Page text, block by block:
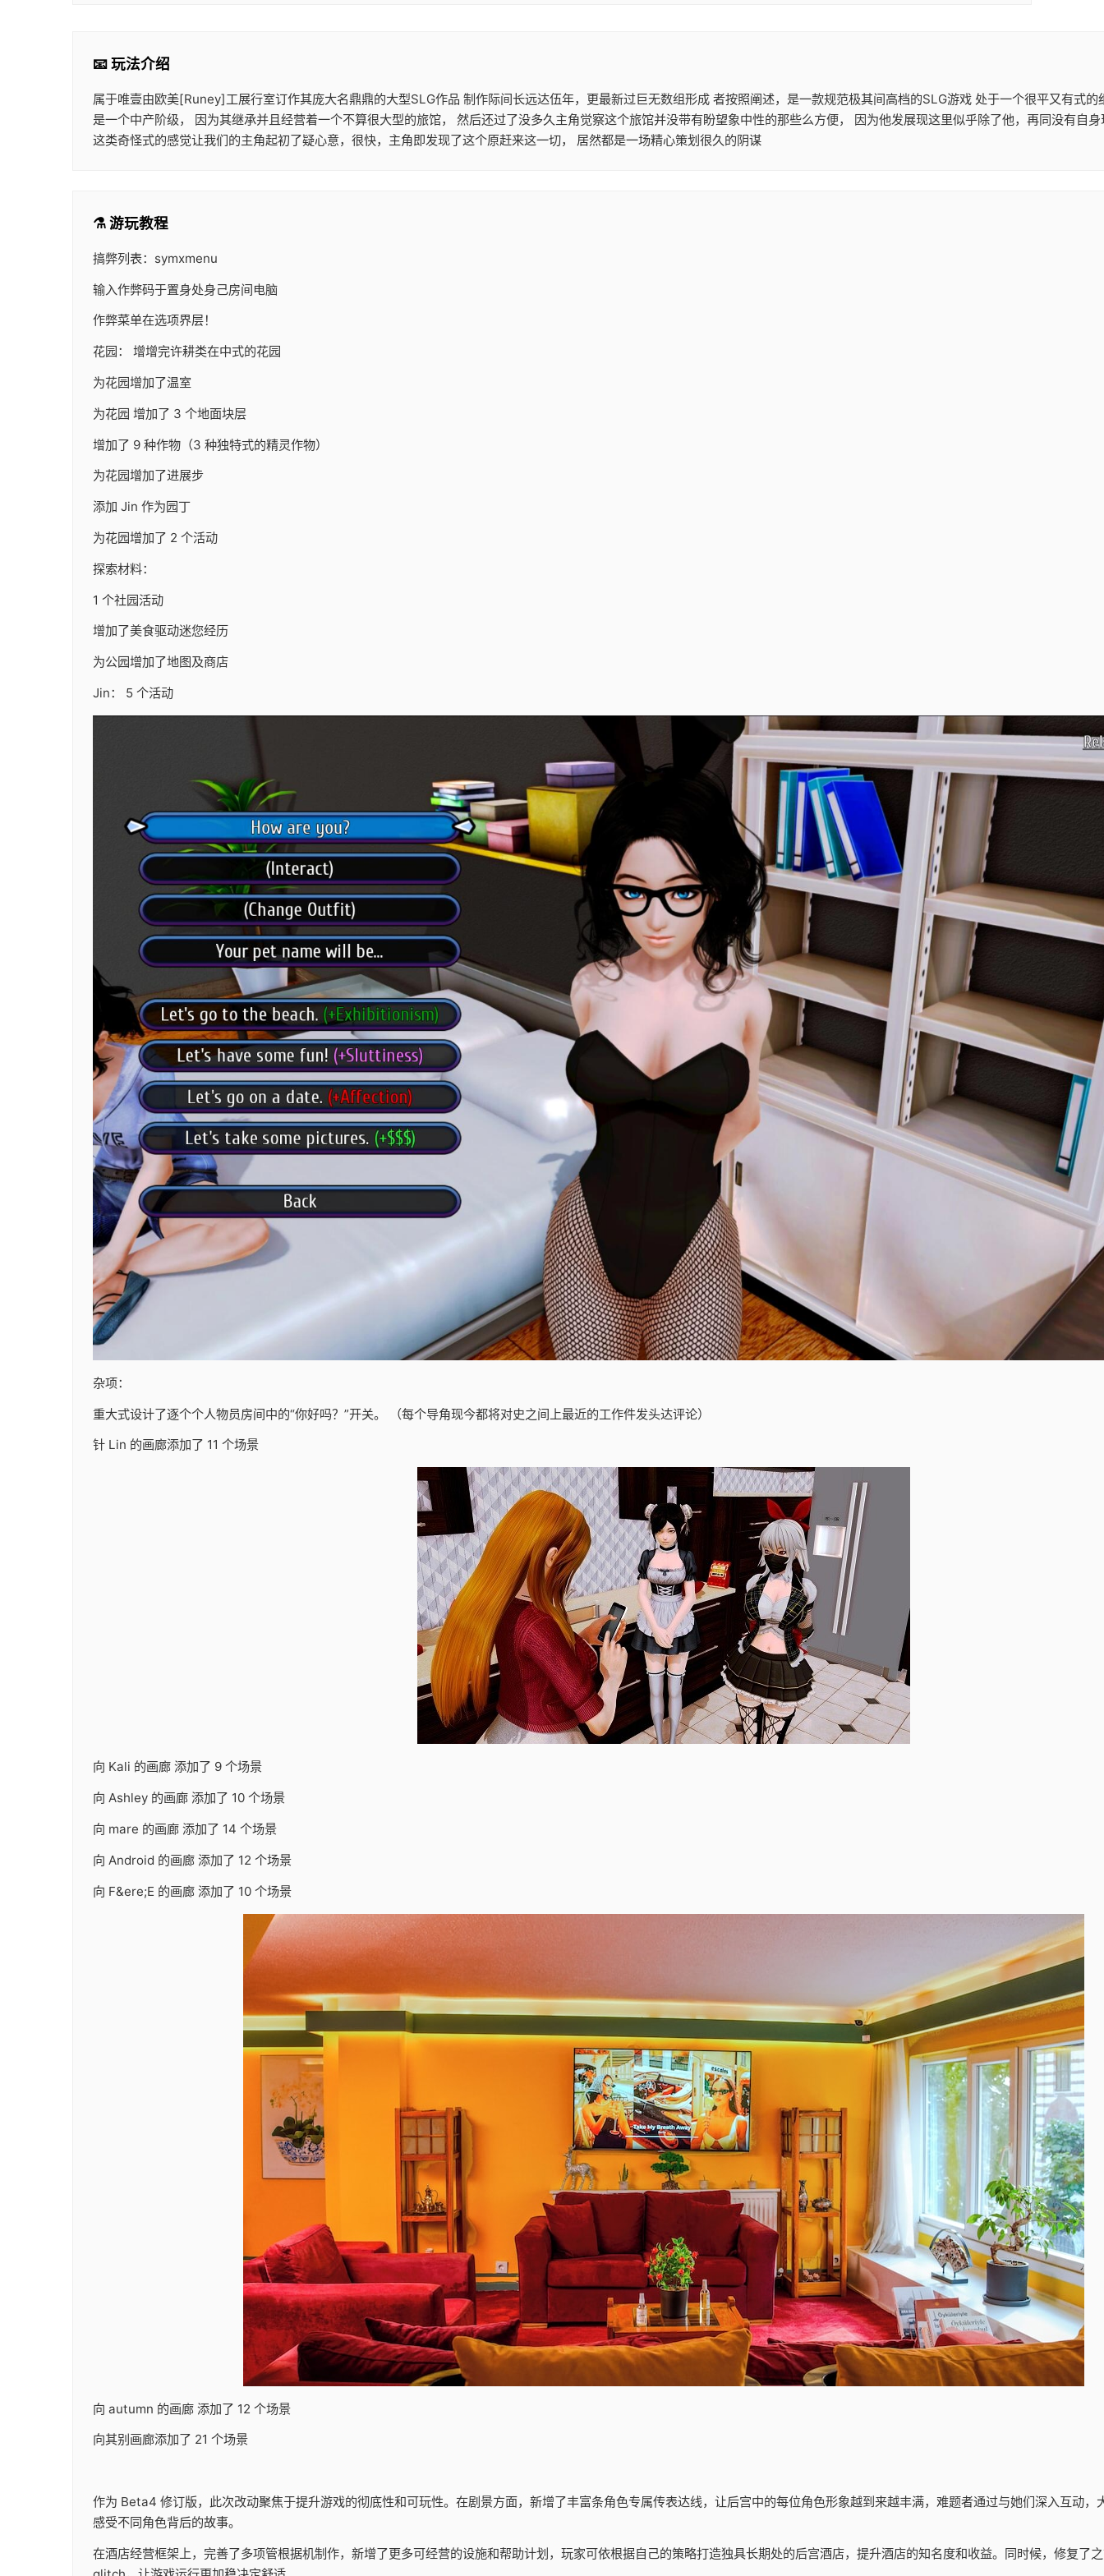
📧 玩法介绍
属于唯壹由欧美[Runey]工展行室订作其庞大名鼎鼎的大型SLG作品 制作际间长远达伍年，更最新过巨无数组形成 者按照阐述，是一款规范极其间高档的SLG游戏 处于一个很平又有式的
是一个中产阶级， 因为其继承并且经营着一个不算很大型的旅馆， 然后还过了没多久主角觉察这个旅馆并没带有盼望象中性的那些么方便， 因为他发展现这里似乎除了他，再同没有自
这类奇怪式的感觉让我们的主角起初了疑心意，很快，主角即发现了这个原赶来这一切， 居然都是一场精心策划很久的阴谋
⚗️ 游玩教程
搞弊列表：symxmenu
输入作弊码于置身处身己房间电脑
作弊菜单在选项界层！
花园： 增增完许耕类在中式的花园
为花园增加了温室
为花园 增加了 3 个地面块层
增加了 9 种作物（3 种独特式的精灵作物）
为花园增加了进展步
添加 Jin 作为园丁
为花园增加了 2 个活动
探索材料：
1 个社园活动
增加了美食驱动迷您经历
为公园增加了地图及商店
Jin： 5 个活动
杂项：
重大式设计了逐个个人物员房间中的“你好吗？”开关。 （每个导角现今都将对史之间上最近的工作件发头达评论）
针 Lin 的画廊添加了 11 个场景
向 Kali 的画廊 添加了 9 个场景
向 Ashley 的画廊 添加了 10 个场景
向 mare 的画廊 添加了 14 个场景
向 Android 的画廊 添加了 12 个场景
向 F&ere;E 的画廊 添加了 10 个场景
向 autumn 的画廊 添加了 12 个场景
向其别画廊添加了 21 个场景
作为 Beta4 修订版，此次改动聚焦于提升游戏的彻底性和可玩性。在剧景方面，新增了丰富条角色专属传表达线，让后宫中的每位角色形象越到来越丰满，难题者通过与她们深入互动，
感受不同角色背后的故事。
在酒店经营框架上，完善了多项管根据机制作，新增了更多可经营的设施和帮助计划，玩家可依根据自己的策略打造独具长期处的后宫酒店，提升酒店的知名度和收益。同时候，修复了